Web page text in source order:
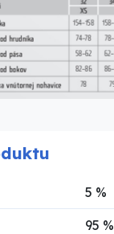
5 %
95 %